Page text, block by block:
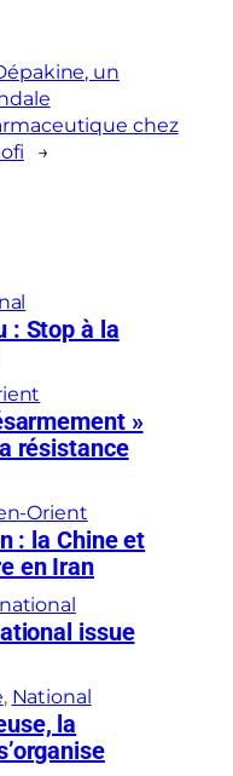
un
chez
→
: Stop à la
»
résistance
Orient
: la Chine et
en Iran
issue
, National
la